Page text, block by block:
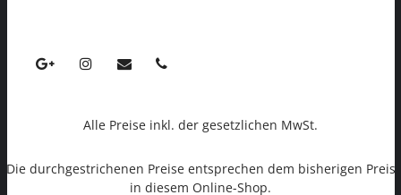
Alle Preise inkl. der gesetzlichen MwSt.
Die durchgestrichenen Preise entsprechen dem bisherigen Preis
in diesem Online-Shop.